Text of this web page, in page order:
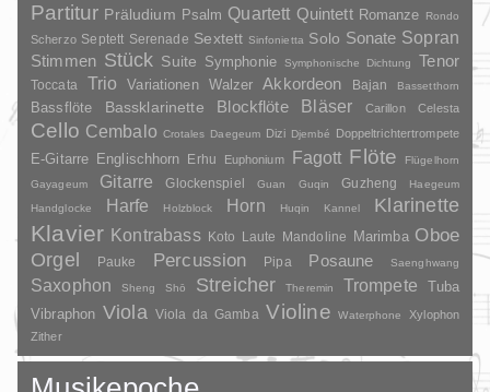
Partitur Präludium Psalm Quartett Quintett Romanze Rondo
Scherzo Septett Serenade Sextett Sinfonietta Solo Sonate Sopran
Stimmen Stück Suite Symphonie Symphonische Dichtung Tenor
Toccata Trio Variationen Walzer Akkordeon Bajan Bassetthorn
Bassflöte Bassklarinette Blockflöte Bläser Carillon Celesta
Cello Cembalo Crotales Daegeum Dizi Djembé Doppeltrichtertrompete
E-Gitarre Englischhorn Erhu Euphonium Fagott Flöte
Flügelhorn
Gayageum
Gitarre Glockenspiel Guan Guqin Guzheng
Haegeum
Handglocke
Harfe Holzblock Horn Huqin Kannel Klarinette
Klavier Kontrabass Koto Laute Mandoline Marimba Oboe
Orgel Pauke Percussion Pipa Posaune Saenghwang
Saxophon Sheng Shō Streicher Theremin Trompete
Tuba
Vibraphon Viola Viola da Gamba Violine Waterphone
Xylophon
Zither